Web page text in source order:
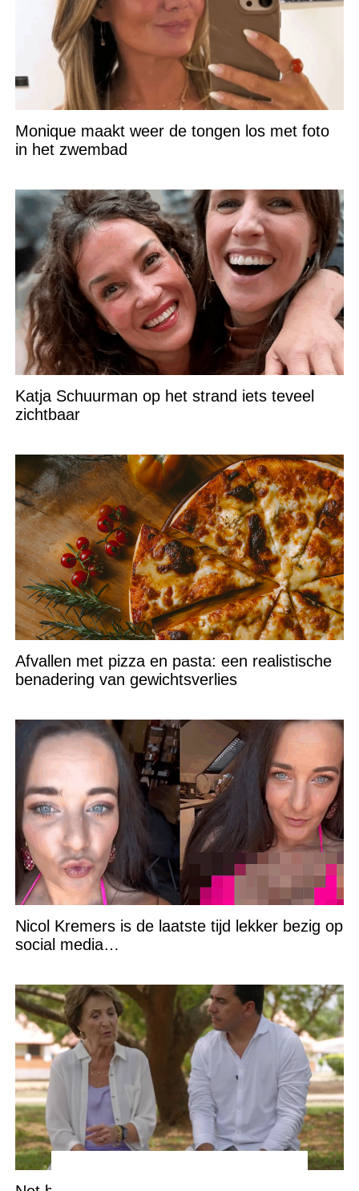
Monique maakt weer de tongen los met foto
in het zwembad
Katja Schuurman op het strand iets teveel
zichtbaar
Afvallen met pizza en pasta: een realistische
benadering van gewichtsverlies
Nicol Kremers is de laatste tijd lekker bezig op
social media…